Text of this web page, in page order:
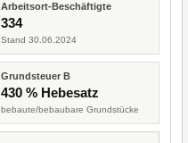
Arbeitsort-Beschäftigte
334
Stand 30.06.2024
Grundsteuer B
430 % Hebesatz
bebaute/bebaubare Grundstücke